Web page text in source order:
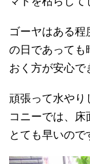
ゴーヤはある
の日であっても
おく方が安心で
頑張って水やり
コニーでは、
とても早いので